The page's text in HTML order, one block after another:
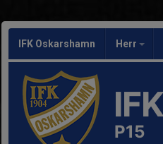
IFK Oskarshamn Herr
P15